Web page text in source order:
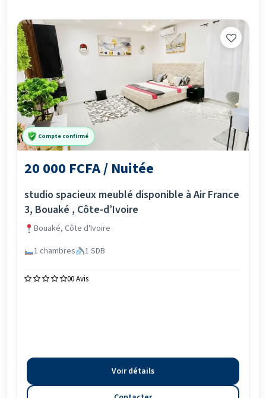
Compte confirmé
20 000 FCFA / Nuitée
studio spacieux meublé disponible à Air France
3, Bouaké , Côte-d’Ivoire
Bouaké, Côte d'Ivoire
1 chambres
1 SDB
00 Avis
Voir détails